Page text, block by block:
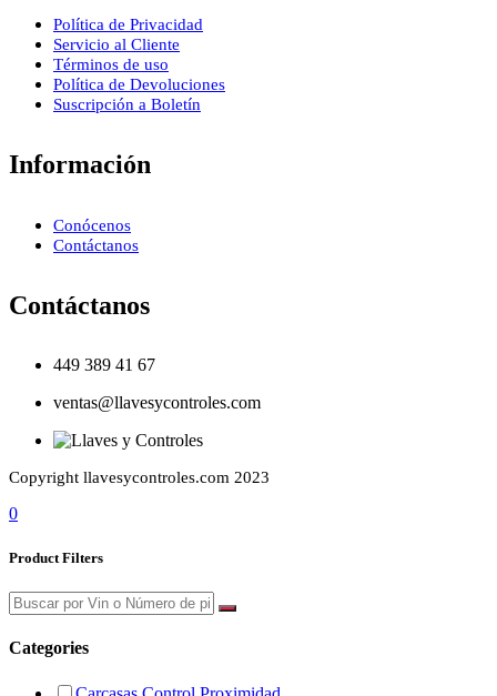
Política de Privacidad
Servicio al Cliente
Términos de uso
Política de Devoluciones
Suscripción a Boletín
Información
Conócenos
Contáctanos
Contáctanos
449 389 41 67
ventas@llavesycontroles.com
Copyright llavesycontroles.com 2023
0
Product Filters
Categories